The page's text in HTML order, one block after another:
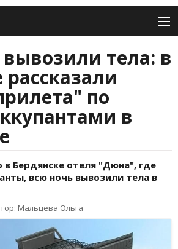
тела: в
по
в
в Бердянске отеля "Дюна", где
всю ночь вывозили тела в
Мальцева Ольга